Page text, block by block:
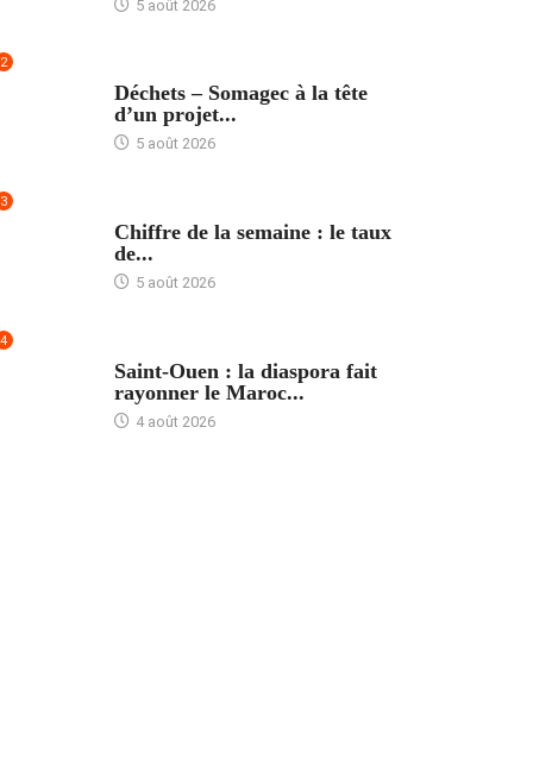
5 août 2026
2
Déchets – Somagec à la tête
d’un projet...
5 août 2026
3
Chiffre de la semaine : le taux
de...
5 août 2026
4
Saint-Ouen : la diaspora fait
rayonner le Maroc...
4 août 2026